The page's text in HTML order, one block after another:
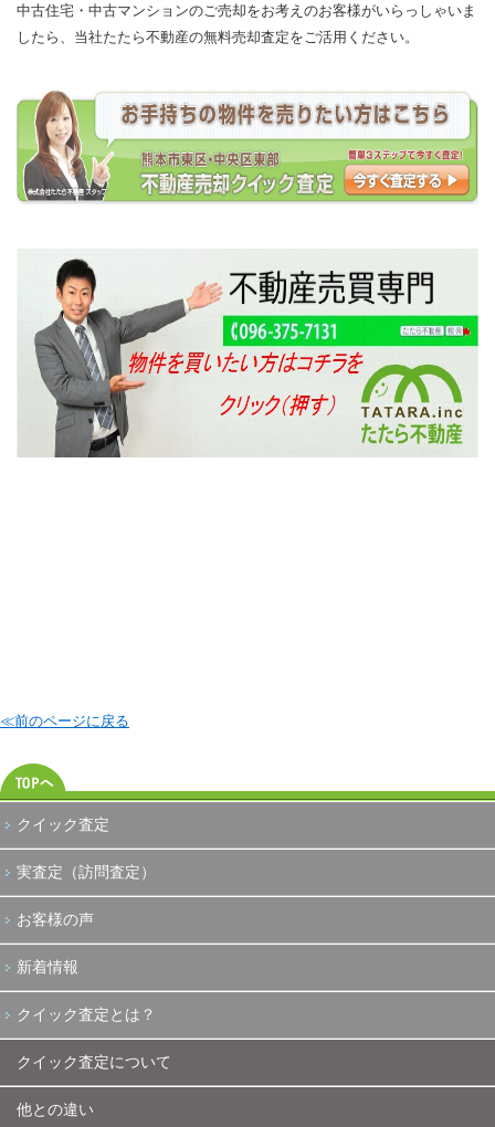
中古住宅・中古マンションのご売却をお考えのお客様がいらっしゃいま
したら、当社たたら不動産の無料売却査定をご活用ください。
≪前のページに戻る
クイック査定
実査定（訪問査定）
お客様の声
新着情報
クイック査定とは？
クイック査定について
他との違い